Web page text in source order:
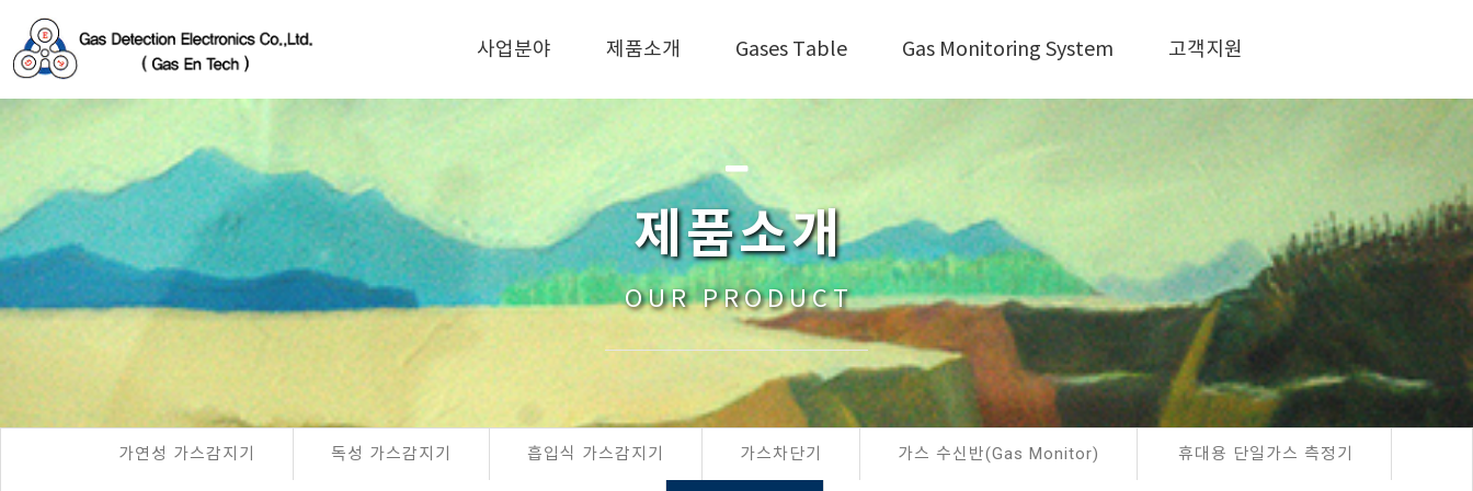
사업분야 제품소개 Gases Table Gas Monitoring System 고객지원
제품소개
OUR PRODUCT
가연성 가스감지기 독성 가스감지기 흡입식 가스감지기 가스차단기 가스 수신반(Gas Monitor) 휴대용 단일가스 측정기